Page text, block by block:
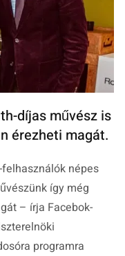
díjas művész is
érezheti magát.
népes
így még
– írja Facebok-
programra